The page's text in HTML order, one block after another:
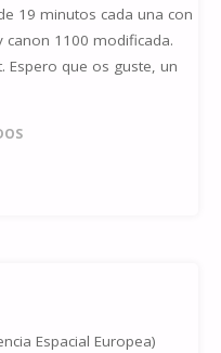
19 minutos cada una con
canon 1100 modificada.
Espero que os guste, un
Espacial Europea)